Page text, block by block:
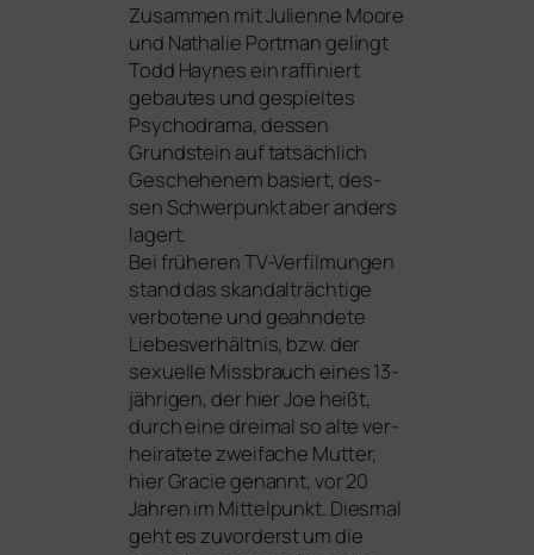
Zusammen mit Julienne Moore
und Nathalie Portman gelingt
Todd Haynes ein raf­fi­niert
gebau­tes und gespiel­tes
Psychodrama, des­sen
Grundstein auf tat­säch­lich
Geschehenem basiert, des­
sen Schwerpunkt aber anders
lagert.
Bei frü­he­ren TV-Verfilmungen
stand das skan­dal­träch­ti­ge
ver­bo­te­ne und geahn­de­te
Liebesverhältnis, bzw. der
sexu­el­le Missbrauch eines 13-
jäh­ri­gen, der hier Joe heißt,
durch eine drei­mal so alte ver­
hei­ra­te­te zwei­fa­che Mutter,
hier Gracie genannt, vor 20
Jahren im Mittelpunkt. Diesmal
geht es zuvor­derst um die